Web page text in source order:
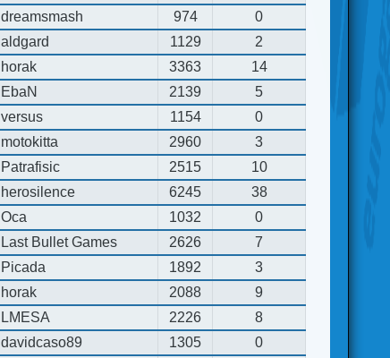
dreamsmash 974
0
aldgard 1129
2
horak 3363
14
EbaN 2139
5
versus 1154
0
motokitta 2960
3
Patrafisic 2515
10
herosilence 6245
38
Oca 1032
0
Last Bullet Games 2626
7
Picada 1892
3
horak 2088
9
LMESA 2226
8
davidcaso89 1305
0